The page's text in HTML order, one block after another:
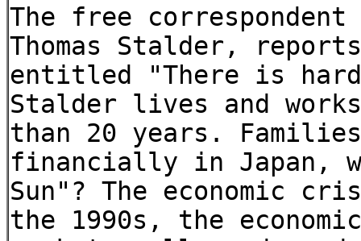
The free
Thomas Stalder,
entitled "There is
Stalder lives and
than 20 years.
financially in Japan,
Sun"? The economic
the 1990s, the